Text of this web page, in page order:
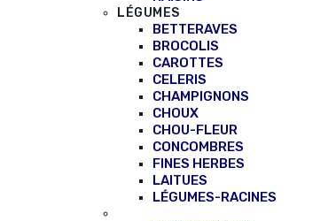
LÉGUMES
BETTERAVES
BROCOLIS
CAROTTES
CELERIS
CHAMPIGNONS
CHOUX
CHOU-FLEUR
CONCOMBRES
FINES HERBES
LAITUES
LÉGUMES-RACINES